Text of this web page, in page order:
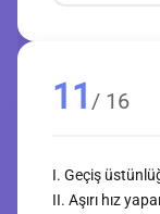
11 / 16
I. Geçiş
II. Aşırı hız